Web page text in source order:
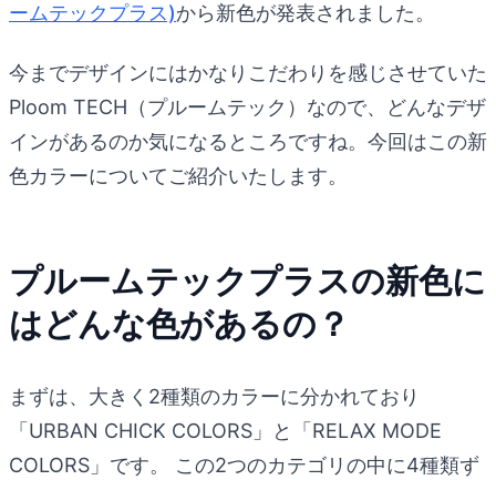
ームテックプラス)から新色が発表されました。
今までデザインにはかなりこだわりを感じさせていた
Ploom TECH（プルームテック）なので、どんなデザ
インがあるのか気になるところですね。今回はこの新
色カラーについてご紹介いたします。
プルームテックプラスの新色に
はどんな色があるの？
まずは、大きく2種類のカラーに分かれており
「URBAN CHICK COLORS」と「RELAX MODE
COLORS」です。 この2つのカテゴリの中に4種類ず